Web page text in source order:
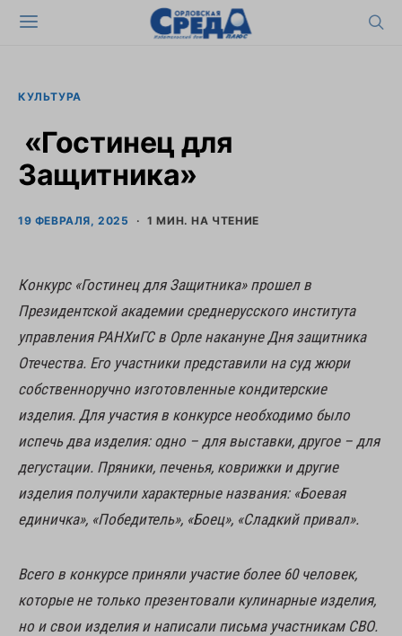
КУЛЬТУРА
«Гостинец для
Защитника»
19 ФЕВРАЛЯ, 2025 1 МИН. НА ЧТЕНИЕ
Конкурс «Гостинец для Защитника» прошел в
Президентской академии среднерусского института
управления РАНХиГС в Орле накануне Дня защитника
Отечества. Его участники представили на суд жюри
собственноручно изготовленные кондитерские
изделия. Для участия в конкурсе необходимо было
испечь два изделия: одно – для выставки, другое – для
дегустации. Пряники, печенья, коврижки и другие
изделия получили характерные названия: «Боевая
единичка», «Победитель», «Боец», «Сладкий привал».
Всего в конкурсе приняли участие более 60 человек,
которые не только презентовали кулинарные изделия,
но и свои изделия и написали письма участникам СВО.